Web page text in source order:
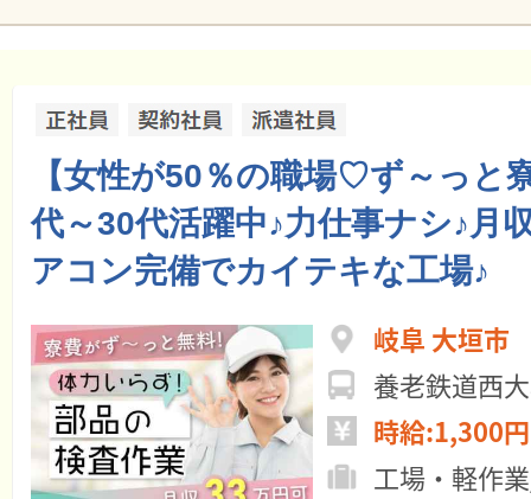
【女性が50％の職場♡ず～っと
代～30代活躍中♪力仕事ナシ♪月
アコン完備でカイテキな工場♪
岐阜 大垣市
養老鉄道西
時給:1,300
工場・軽作